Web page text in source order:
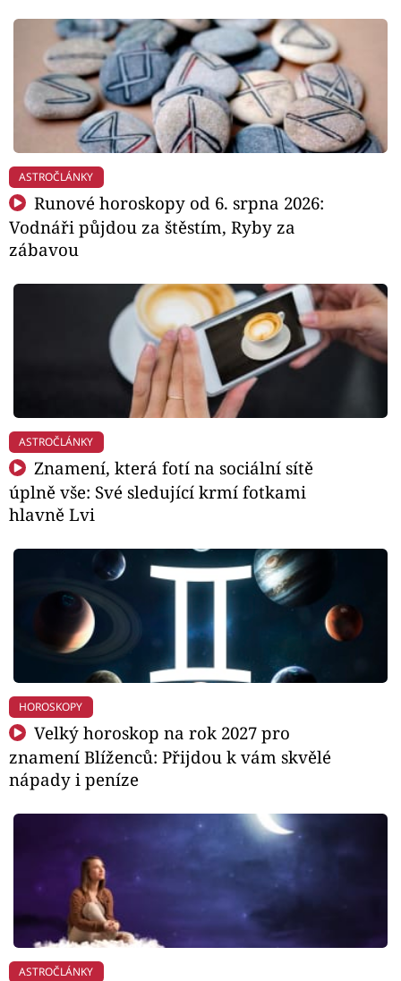
ASTROČLÁNKY
Runové horoskopy od 6. srpna 2026:
Vodnáři půjdou za štěstím, Ryby za
zábavou
ASTROČLÁNKY
Znamení, která fotí na sociální sítě
úplně vše: Své sledující krmí fotkami
hlavně Lvi
HOROSKOPY
Velký horoskop na rok 2027 pro
znamení Blíženců: Přijdou k vám skvělé
nápady i peníze
ASTROČLÁNKY